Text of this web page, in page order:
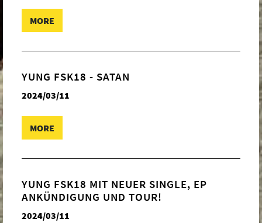
MORE
YUNG FSK18 - SATAN
2024/03/11
MORE
YUNG FSK18 MIT NEUER SINGLE, EP
ANKÜNDIGUNG UND TOUR!
2024/03/11